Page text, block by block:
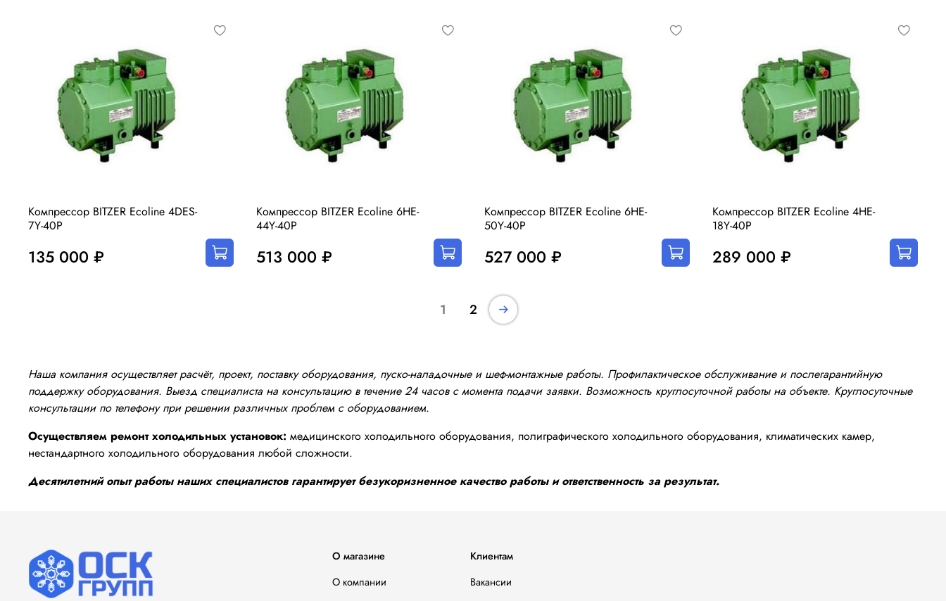
Компрессор BITZER Ecoline 4DES-
7Y-40P
135 000 ₽
Компрессор BITZER Ecoline 6HE-
44Y-40P
513 000 ₽
Компрессор BITZER Ecoline 6HE-
50Y-40P
527 000 ₽
Компрессор BITZER Ecoline 4HE-
18Y-40P
289 000 ₽
1 2
Наша компания осуществляет расчёт, проект, поставку оборудования, пуско-наладочные и шеф-монтажные работы. Профилактическое обслуживание и послегарантийную
поддержку оборудования. Выезд специалиста на консультацию в течение 24 часов с момента подачи заявки. Возможность круглосуточной работы на объекте. Круглосуточные
консультации по телефону при решении различных проблем с оборудованием.
Осуществляем ремонт холодильных установок: медицинского холодильного оборудования, полиграфического холодильного оборудования, климатических камер,
нестандартного холодильного оборудования любой сложности.
Десятилетний опыт работы наших специалистов гарантирует безукоризненное качество работы и ответственность за результат.
О магазине
О компании
Клиентам
Вакансии